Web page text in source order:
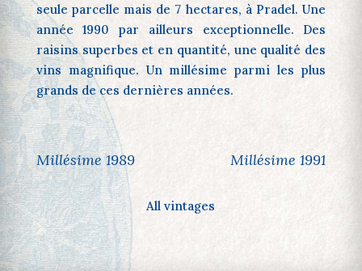
seule parcelle mais de 7 hectares, à Pradel. Une
année 1990 par ailleurs exceptionnelle. Des
raisins superbes et en quantité, une qualité des
vins magnifique. Un millésime parmi les plus
grands de ces dernières années.
Millésime 1991
Millésime 1989
All vintages